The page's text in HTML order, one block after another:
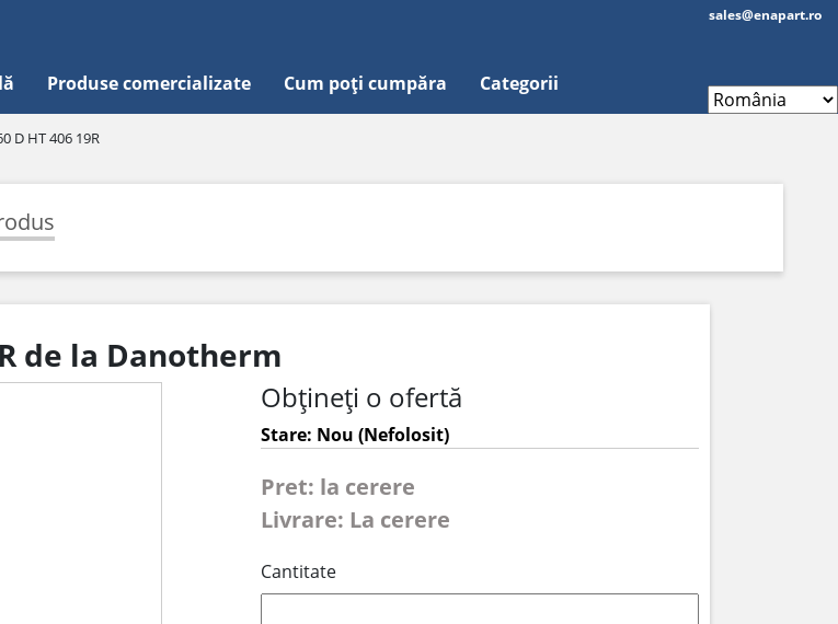
Produse comercializate Cum poți cumpăra Categorii
sales@enapart.ro
D HT 406 19R
de la Danotherm
Obțineți o ofertă
Stare: Nou (Nefolosit)
Pret: la cerere
Livrare: La cerere
Cantitate